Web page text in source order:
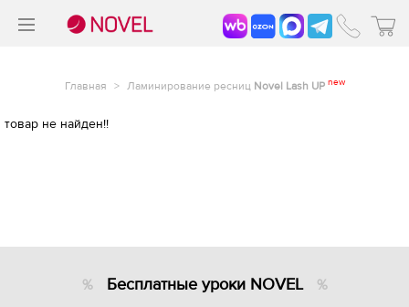
Главная > Ламинирование ресниц Novel Lash UP new
товар не найден!!
Бесплатные уроки NOVEL